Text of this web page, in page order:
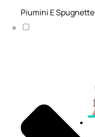
Piumini E Spugnette